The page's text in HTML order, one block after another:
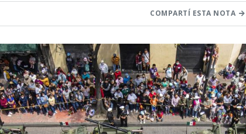
COMPARTÍ ESTA NOTA